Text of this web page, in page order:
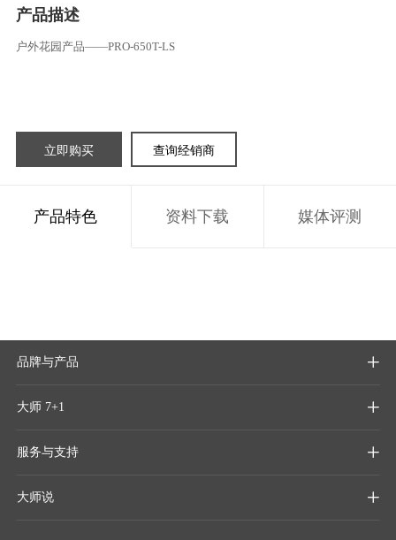
产品描述
户外花园产品——PRO-650T-LS
立即购买 查询经销商
产品特色 资料下载 媒体评测
品牌与产品 
大师 7+1 
服务与支持 
大师说 